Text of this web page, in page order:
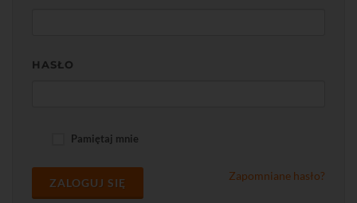
HASŁO
Pamiętaj mnie
ZALOGUJ SIĘ
Zapomniane hasło?